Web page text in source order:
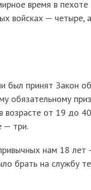
время в пехоте
войсках — четыре,
был принят Закон об
обязательному
возрасте от 19 до 40
— три.
нам 18 лет
брать на службу